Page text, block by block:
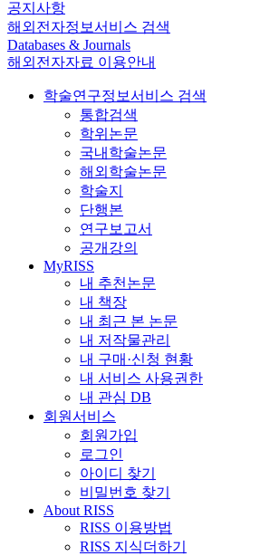
공지사항
해외전자정보서비스 검색
Databases & Journals
해외전자자료 이용안내
학술연구정보서비스 검색
통합검색
학위논문
국내학술논문
해외학술논문
학술지
단행본
연구보고서
공개강의
MyRISS
내 추천논문
내 책장
내 최근 본 논문
내 저작물관리
내 구매·신청 현황
내 서비스 사용권한
내 관심 DB
회원서비스
회원가입
로그인
아이디 찾기
비밀번호 찾기
About RISS
RISS 이용방법
RISS 지식더하기